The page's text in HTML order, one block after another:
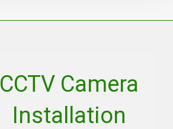
CCTV Camera
Installation